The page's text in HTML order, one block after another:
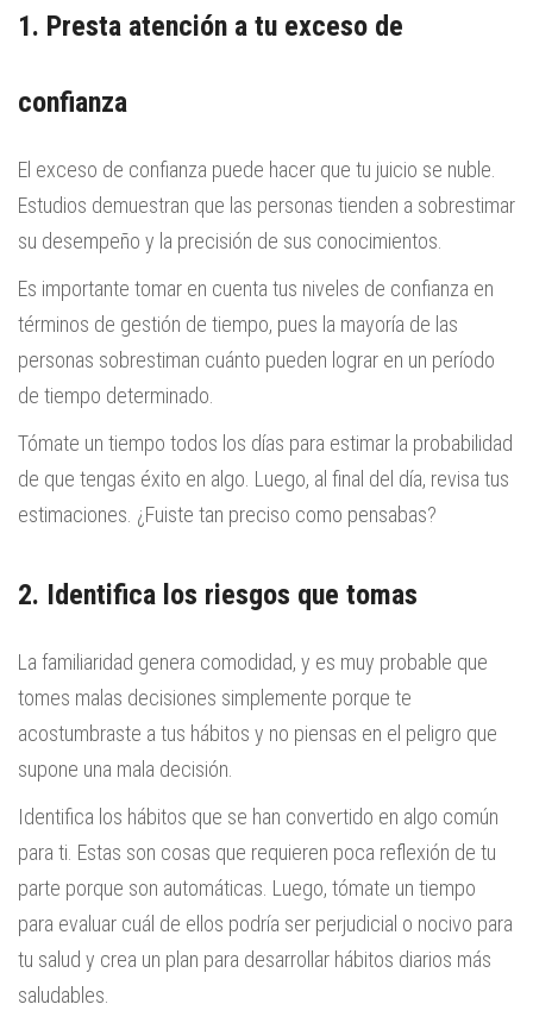
1. Presta atención a tu exceso de
confianza
El exceso de confianza puede hacer que tu juicio se nuble.
Estudios demuestran que las personas tienden a sobrestimar
su desempeño y la precisión de sus conocimientos.
Es importante tomar en cuenta tus niveles de confianza en
términos de gestión de tiempo, pues la mayoría de las
personas sobrestiman cuánto pueden lograr en un período
de tiempo determinado.
Tómate un tiempo todos los días para estimar la probabilidad
de que tengas éxito en algo. Luego, al final del día, revisa tus
estimaciones. ¿Fuiste tan preciso como pensabas?
2. Identifica los riesgos que tomas
La familiaridad genera comodidad, y es muy probable que
tomes malas decisiones simplemente porque te
acostumbraste a tus hábitos y no piensas en el peligro que
supone una mala decisión.
Identifica los hábitos que se han convertido en algo común
para ti. Estas son cosas que requieren poca reflexión de tu
parte porque son automáticas. Luego, tómate un tiempo
para evaluar cuál de ellos podría ser perjudicial o nocivo para
tu salud y crea un plan para desarrollar hábitos diarios más
saludables.